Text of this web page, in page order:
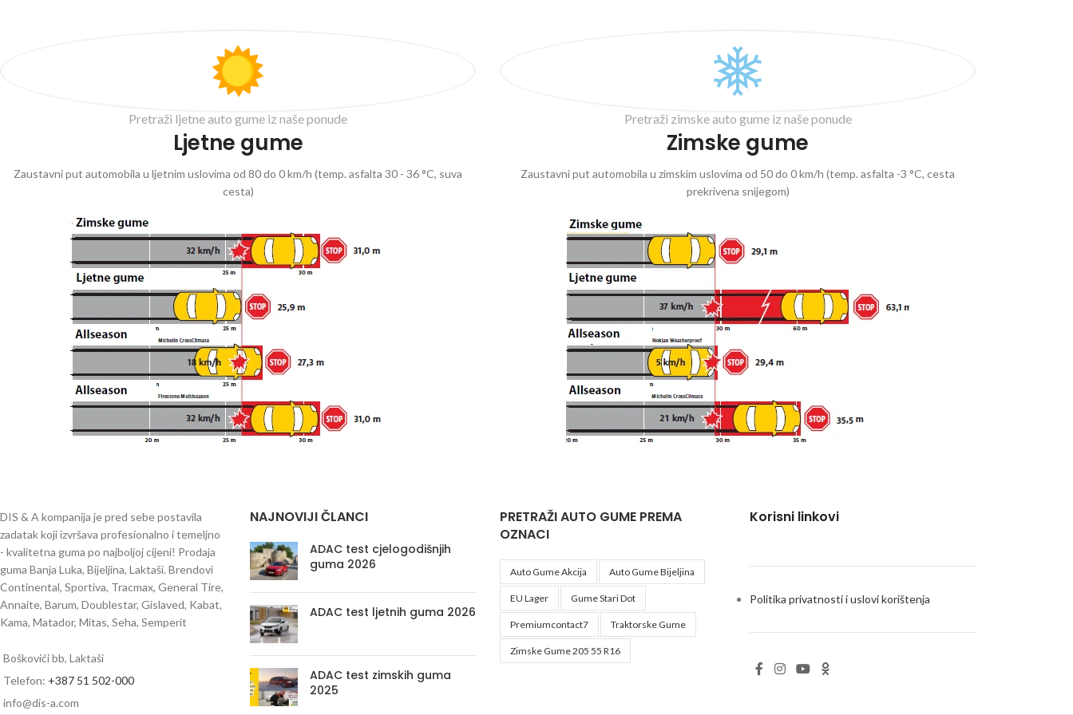
Pretraži ljetne auto gume iz naše ponude
Ljetne gume
Zaustavni put automobila u ljetnim uslovima od 80 do 0 km/h (temp. asfalta 30 - 36 °C, suva
cesta)
Pretraži zimske auto gume iz naše ponude
Zimske gume
Zaustavni put automobila u zimskim uslovima od 50 do 0 km/h (temp. asfalta -3 °C, cesta
prekrivena snijegom)
DIS & A kompanija je pred sebe postavila
zadatak koji izvršava profesionalno i temeljno
- kvalitetna guma po najboljoj cijeni! Prodaja
guma Banja Luka, Bijeljina, Laktaši. Brendovi
Continental, Sportiva, Tracmax, General Tire,
Annaite, Barum, Doublestar, Gislaved, Kabat,
Kama, Matador, Mitas, Seha, Semperit
Boškovići bb, Laktaši
Telefon: +387 51 502-000
info@dis-a.com
NAJNOVIJI ČLANCI
ADAC test cjelogodišnjih
guma 2026
ADAC test ljetnih guma 2026
ADAC test zimskih guma
2025
PRETRAŽI AUTO GUME PREMA
OZNACI
Auto Gume Akcija Auto Gume Bijeljina
EU Lager Gume Stari Dot
Premiumcontact7 Traktorske Gume
Zimske Gume 205 55 R16
Korisni linkovi
Politika privatnosti i uslovi korištenja